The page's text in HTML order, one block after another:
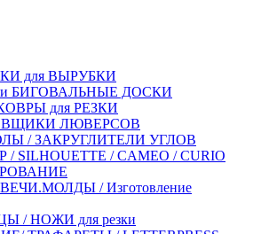
для ВЫРУБКИ
БИГОВАЛЬНЫЕ ДОСКИ
для РЕЗКИ
ЛЮВЕРСОВ
/ ЗАКРУГЛИТЕЛИ УГЛОВ
SILHOUETTE / CAMEO / CURIO
/ Изготовление
/ НОЖИ для резки